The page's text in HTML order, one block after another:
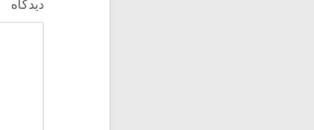
دیدگاه